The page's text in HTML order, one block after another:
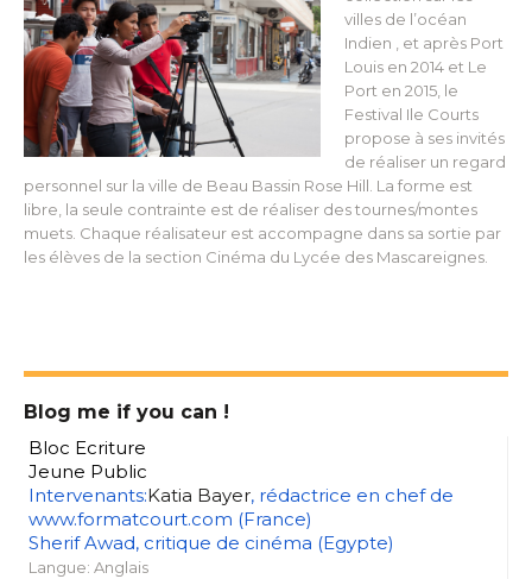
villes de l’océan
Indien , et après Port
Louis en 2014 et Le
Port en 2015, le
Festival Ile Courts
propose à ses invités
de réaliser un regard
personnel sur la ville de Beau Bassin Rose Hill. La forme est
libre, la seule contrainte est de réaliser des tournes/montes
muets. Chaque réalisateur est accompagne dans sa sortie par
les élèves de la section Cinéma du Lycée des Mascareignes.
Blog me if you can !
Bloc Ecriture
Jeune Public
Intervenants:Katia Bayer, rédactrice en chef de
www.formatcourt.com (France)
Sherif Awad, critique de cinéma (Egypte)
Langue: Anglais